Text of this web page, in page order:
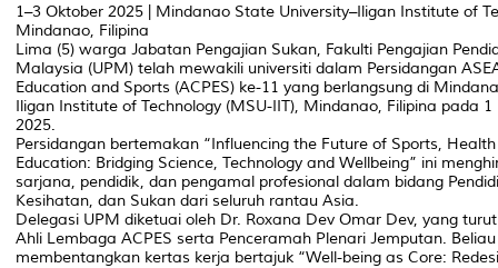
1–3 Oktober 2025 | Mindanao State University–Iligan Institute of
Mindanao, Filipina
Lima (5) warga Jabatan Pengajian Sukan, Fakulti Pengajian
Malaysia (UPM) telah mewakili universiti dalam Persidangan
Education and Sports (ACPES) ke-11 yang berlangsung di
Iligan Institute of Technology (MSU-IIT), Mindanao, Filipina pada
2025.
Persidangan bertemakan “Influencing the Future of Sports,
Education: Bridging Science, Technology and Wellbeing” ini
sarjana, pendidik, dan pengamal profesional dalam bidang
Kesihatan, dan Sukan dari seluruh rantau Asia.
Delegasi UPM diketuai oleh Dr. Roxana Dev Omar Dev, yang
Ahli Lembaga ACPES serta Penceramah Plenari Jemputan.
membentangkan kertas kerja bertajuk “Well-being as Core: